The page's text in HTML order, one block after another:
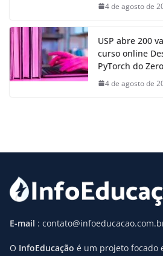
4 de agosto de
USP abre 200
curso online
PyTorch do Zero
4 de agosto de
E-mail :
O InfoEducação é um projeto focado